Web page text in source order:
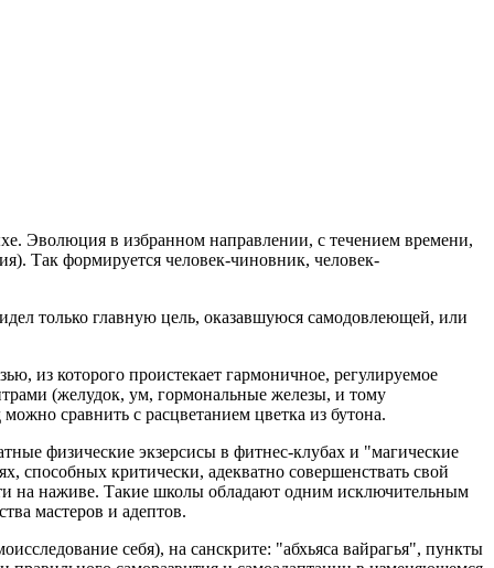
Эволюция в избранном направлении, с течением времени,
Так формируется человек-чиновник, человек-
только главную цель, оказавшуюся самодовлеющей, или
из которого проистекает гармоничное, регулируемое
(желудок, ум, гормональные железы, и тому
сравнить с расцветанием цветка из бутона.
физические экзерсисы в фитнес-клубах и "магические
способных критически, адекватно совершенствать свой
на наживе. Такие школы обладают одним исключительным
мастеров и адептов.
себя), на санскрите: "абхьяса вайрагья", пункты